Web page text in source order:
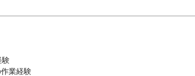
験
業経験